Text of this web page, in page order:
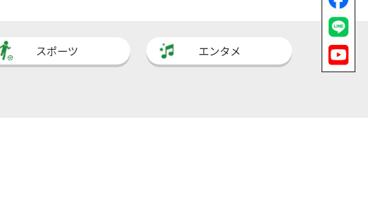
スポーツ エンタメ